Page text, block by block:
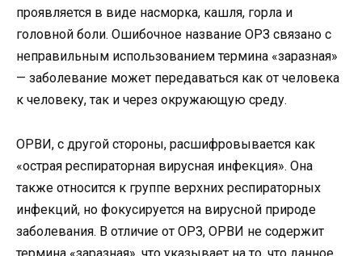
проявляется в виде насморка, кашля, горла и
головной боли. Ошибочное название ОРЗ связано с
неправильным использованием термина «заразная»
— заболевание может передаваться как от человека
к человеку, так и через окружающую среду.
ОРВИ, с другой стороны, расшифровывается как
«острая респираторная вирусная инфекция». Она
также относится к группе верхних респираторных
инфекций, но фокусируется на вирусной природе
заболевания. В отличие от ОРЗ, ОРВИ не содержит
термина «заразная», что указывает на то, что данное